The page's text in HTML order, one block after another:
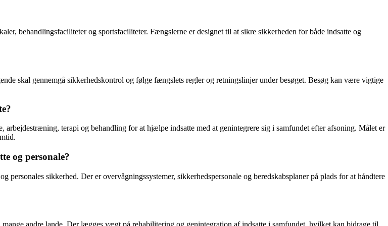
behandlingsfaciliteter og sportsfaciliteter. Fængslerne er designet til at sikre sikkerheden for både indsatte og
skal gennemgå sikkerhedskontrol og følge fængslets regler og retningslinjer under besøget. Besøg kan være vigtige
terapi og behandling for at hjælpe indsatte med at genintegrere sig i samfundet efter afsoning. Målet er
og personale?
sikkerhed. Der er overvågningssystemer, sikkerhedspersonale og beredskabsplaner på plads for at håndtere
andre lande. Der lægges vægt på rehabilitering og genintegration af indsatte i samfundet, hvilket kan bidrage til